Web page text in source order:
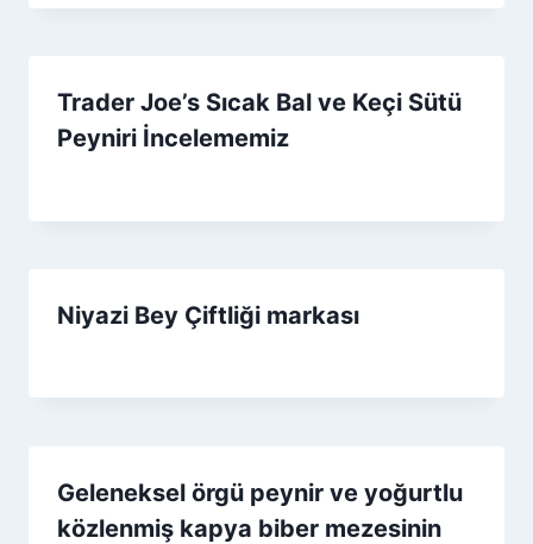
Trader Joe’s Sıcak Bal ve Keçi Sütü
Peyniri İncelememiz
Niyazi Bey Çiftliği markası
Geleneksel örgü peynir ve yoğurtlu
közlenmiş kapya biber mezesinin